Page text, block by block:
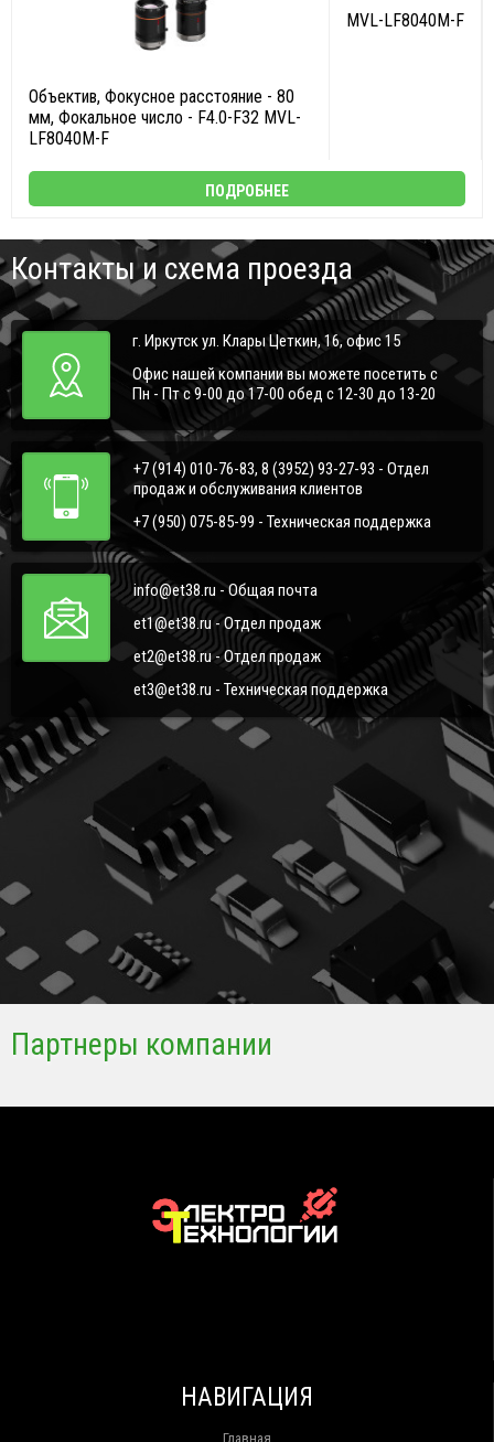
MVL-LF8040M-F
Объектив, Фокусное расстояние - 80
мм, Фокальное число - F4.0-F32 MVL-
LF8040M-F
ПОДРОБНЕЕ
Контакты и схема проезда
г. Иркутск ул. Клары Цеткин, 16, офис 15
Офис нашей компании вы можете посетить с
Пн - Пт с 9-00 до 17-00 обед с 12-30 до 13-20
+7 (914) 010-76-83, 8 (3952) 93-27-93 - Отдел
продаж и обслуживания клиентов
+7 (950) 075-85-99 - Техническая поддержка
info@et38.ru - Общая почта
et1@et38.ru - Отдел продаж
et2@et38.ru - Отдел продаж
et3@et38.ru - Техническая поддержка
Партнеры компании
НАВИГАЦИЯ
Главная